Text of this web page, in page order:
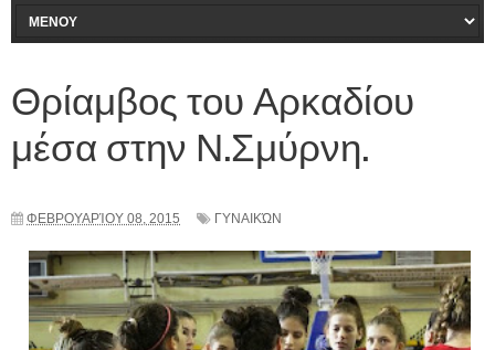
Θρίαμβος του Αρκαδίου
μέσα στην Ν.Σμύρνη.
ΦΕΒΡΟΥΑΡΊΟΥ 08, 2015 ΓΥΝΑΙΚΏΝ